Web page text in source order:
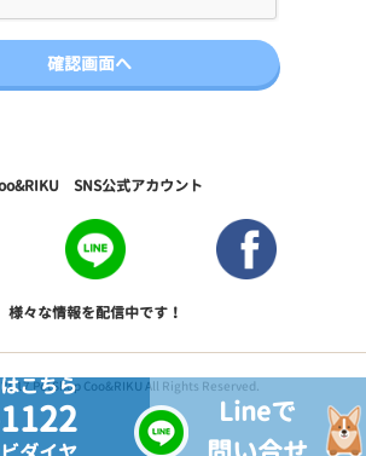
こちら
Lineで
SNS公式アカウント
様々な情報を配信中です！
PetShop Coo&RIKU All Rights Reserved.